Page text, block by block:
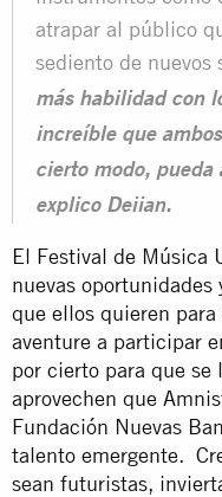
atrapar al público
sediento de nuevos
más habilidad con
increíble que
cierto modo, pueda
explico Deiian.
El Festival de Música
nuevas
que ellos quieren
aventure a participar
por cierto para que se
aprovechen que
Fundación Nuevas
talento emergente.
sean futuristas,